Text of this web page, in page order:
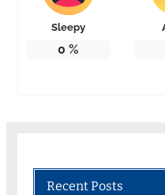
Sleepy
0 %
Recent Posts